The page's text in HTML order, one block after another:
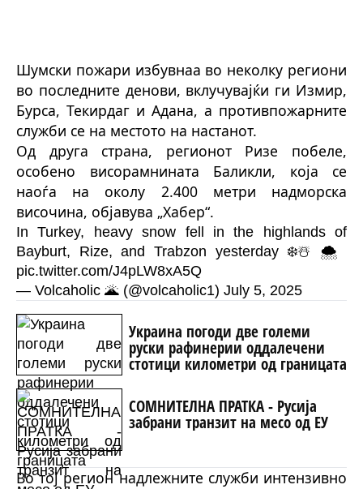
Шумски пожари избувнаа во неколку региони
во последните денови, вклучувајќи ги Измир,
Бурса, Текирдаг и Адана, а противпожарните
служби се на местото на настанот.
Од друга страна, регионот Ризе побеле,
особено висорамнината Баликли, која се
наоѓа на околу 2.400 метри надморска
височина, објавува „Хабер“.
In Turkey, heavy snow fell in the highlands of
Bayburt, Rize, and Trabzon yesterday ❄️☃️🌨️
pic.twitter.com/J4pLW8xA5Q
— Volcaholic 🌋 (@volcaholic1) July 5, 2025
Украина погоди две големи
руски рафинерии оддалечени
стотици километри од границата
СОМНИТЕЛНА ПРАТКА - Русија
забрани транзит на месо од ЕУ
Во тој регион надлежните служби интензивно